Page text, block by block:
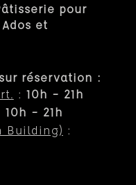
pour
et
réservation :
: 10h – 21h
10h – 21h
Building) :